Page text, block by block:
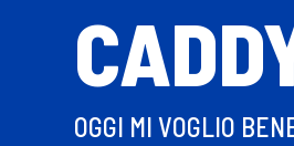
OGGI MI VOGLIO